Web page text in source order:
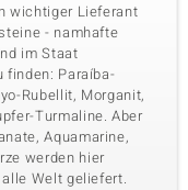
wichtiger Lieferant
- namhafte
im Staat
finden: Paraíba-
Rubellit, Morganit,
Turmaline. Aber
Aquamarine,
werden hier
Welt geliefert.